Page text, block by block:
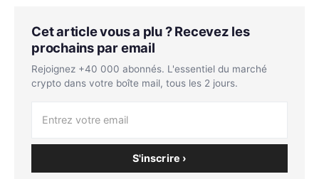
Cet article vous a plu ? Recevez les
prochains par email
Rejoignez +40 000 abonnés. L'essentiel du marché
crypto dans votre boîte mail, tous les 2 jours.
S'inscrire ›